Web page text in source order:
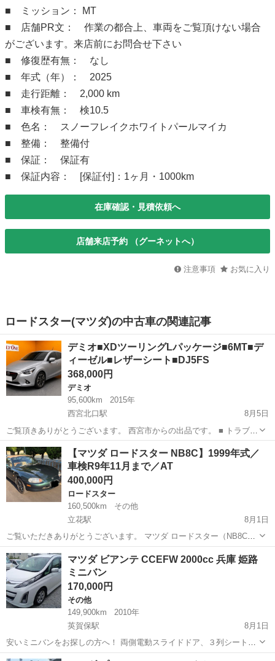
■ ミッション： MT
■ 店舗PR文： 作業の都合上、車両をご覧頂けない場合
がございます。来店前にお問合せ下さい
■ 修復歴有無： なし
■ 年式（年）： 2025
■ 走行距離： 2,000 km
■ 車検有無： 検10.5
■ 色名： スノーフレイクホワイトパールマイカ
■ 整備： 整備付
■ 保証： 保証有
■ 保証内容： [保証付]：1ヶ月・1000km
在庫確認・見積依頼へ
店舗来店予約 （グーネットへ）
注意事項 お気に入り
ロードスター(マツダ)の中古車の関連記事
デミオ■XDツーリングLパッケージ■6MT■デ
ィーゼル■レザーシート■DJ5FS
368,000円
デミオ
95,600km
2015年
西宮北口駅
8月5日
ご覧頂きありがとうございます。 西宮市からの出品です。 ■ トラブル
防止の為、即購入はおやめください。 必ず現車確認の上、ご納得して
頂いてからご購入をお願い致します。 投稿内容などの質問は、コメン
トでお問い合わせください。...
兵庫 西宮市 西宮北口駅 デミオ
【マツダ ロードスター NB8C】1999年式／
車検R9年11月まで／AT
400,000円
ロードスター
160,500km
その他
立花駅
8月1日
ご覧いただきありがとうございます。 マツダ ロードスター（NB8C）
の出品です。 車両整理のため出品いたします。 【車両情報】 ・メー
カー：マツダ ・車種：ロードスター ・型式：NB8C ・年式：1999年式
・ミッショ...
兵庫 尼崎市 立花駅
マツダ ビアンテ CCEFW 2000cc 兵庫 姫路
ミニバン
170,000円
その他
149,900km
2010年
英賀保駅
8月1日
安いミニバンをお探しの方へ！ 両側電動スライドドア、３列シート８
人乗り 検査なし、一時抹消渡し リサイクル預託金 別途￥14,210 検
兵庫 姫路市 英賀保駅